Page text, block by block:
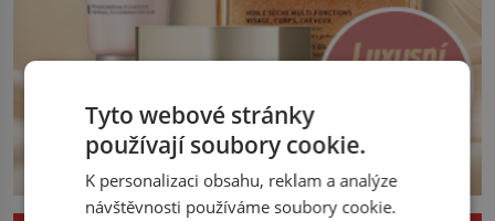
Tyto webové stránky
používají soubory cookie.
K personalizaci obsahu, reklam a analýze
návštěvnosti používáme soubory cookie.